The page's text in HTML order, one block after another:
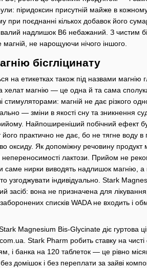
піридоксин присутній майже в
при поєднанні кількох добавок його
надлишок B6 небажаний. З чистим
не нарощуючи нічого іншого.
бісгліцинату
на етикетках також під назвами магнію
хелат магнію — це одна й та сама
стимуляторами: магній не дає різкого
— зміни в якості сну та зникнення
Найпоширеніший побічний ефект
практично не дає, бо не тягне воду в
оксиду. Як допоміжну речовину продукт
непереносимості лактози. Прийом не
саме нирки виводять надлишок магнію, а
узгоджувати індивідуально. Stark
засіб: вона не призначена для
списків WADA не входить і
Magnesium Bis-Glycinate діє гуртова
Stark Pharm робить ставку на чисті
і банка на 120 таблеток — це рівно
домішок і без переплати за зайві